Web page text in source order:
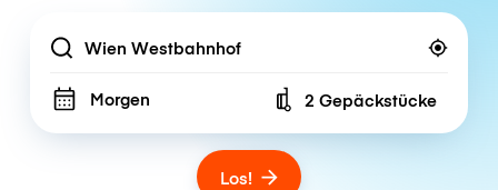
Location
Morgen Number of bags
2 Gepäckstücke
Los!